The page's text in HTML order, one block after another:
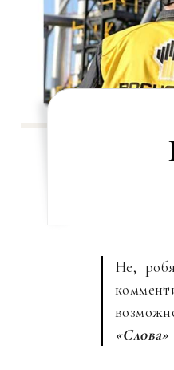
Не,
«Слова»